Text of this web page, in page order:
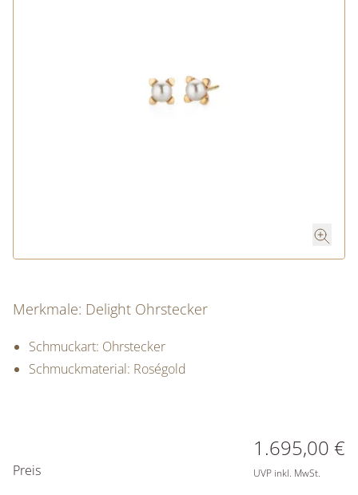
Merkmale: Delight Ohrstecker
Schmuckart: Ohrstecker
Schmuckmaterial: Roségold
Preis
1.695,00 €
UVP inkl. MwSt.